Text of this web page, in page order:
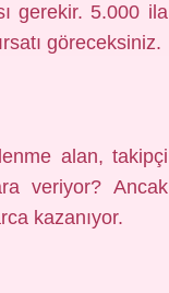
gerekir. 5.000 ila
göreceksiniz.
alan, takipçi
veriyor? Ancak
kazanıyor.